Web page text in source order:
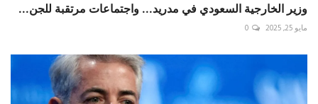
وزير الخارجية السعودي في مدريد... واجتماعات مرتقبة للجن...
مايو 25, 2025 0